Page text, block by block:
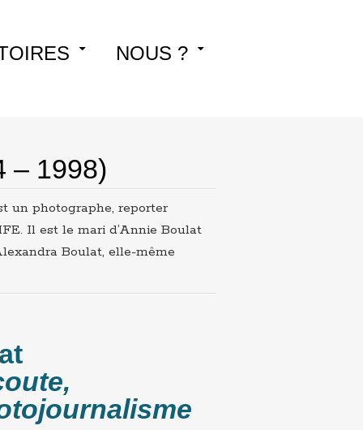
NOUS ?
– 1998)
un photographe, reporter
Il est le mari d’Annie Boulat
Boulat, elle-même